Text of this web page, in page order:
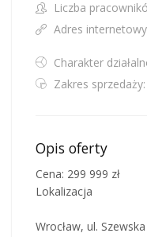
Liczba
Adres
Charakter
Zakres sprzedaży:
Opis oferty
Cena: 299 999 zł
Lokalizacja
Wrocław, ul.